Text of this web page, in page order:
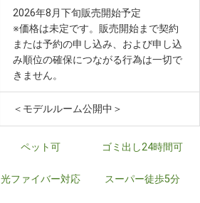
2026年8月下旬販売開始予定
※価格は未定です。販売開始まで契約
または予約の申し込み、および申し込
み順位の確保につながる行為は一切で
きません。
＜モデルルーム公開中＞
ペット可 ゴミ出し24時間可
光ファイバー対応 スーパー徒歩5分